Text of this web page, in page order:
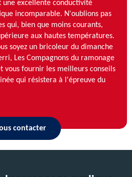
excellente conductivité
incomparable. N'oublions pas
qui, bien que moins courants,
aux hautes températures.
soyez un bricoleur du dimanche
Les Compagnons du ramonage
vous fournir les meilleurs conseils
qui résistera à l'épreuve du
contacter